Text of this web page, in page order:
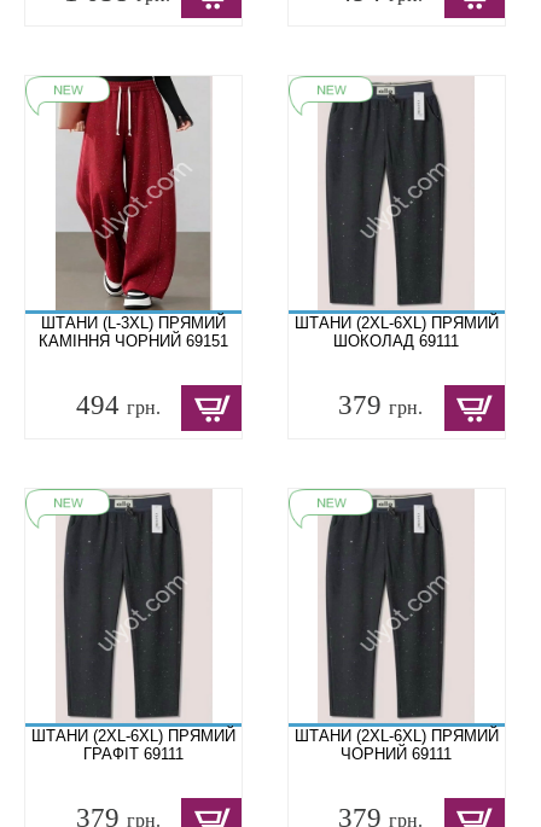
ШТАНИ (L-3XL) ПРЯМИЙ
КАМІННЯ ЧОРНИЙ 69151
494 грн.
ШТАНИ (2XL-6XL) ПРЯМИЙ
ШОКОЛАД 69111
379грн.
ШТАНИ (2XL-6XL) ПРЯМИЙ
ГРАФІТ 69111
379 грн.
ШТАНИ (2XL-6XL) ПРЯМИЙ
ЧОРНИЙ 69111
379грн.